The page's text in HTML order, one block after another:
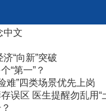
中文
“向新”突破
“第一”？
难”四类场景优先上岗
误区 医生提醒勿乱用“